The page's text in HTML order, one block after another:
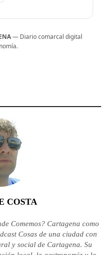
— Diario comarcal digital
COSTA
Comemos? Cartagena como
Cosas de una ciudad con
y social de Cartagena. Su